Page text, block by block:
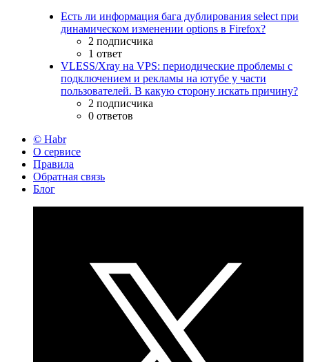
Есть ли информация бага дублирования select при
динамическом изменении options в Firefox?
2 подписчика
1 ответ
VLESS/Xray на VPS: периодические проблемы с
подключением и рекламы на ютубе у части
пользователей. В какую сторону искать причину?
2 подписчика
0 ответов
© Habr
О сервисе
Правила
Обратная связь
Блог